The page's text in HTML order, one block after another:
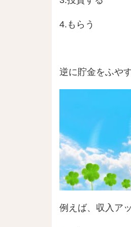
4.もらう
逆に貯金をふや
例えば、収入ア